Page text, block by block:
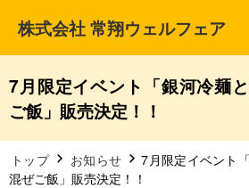
株式会社 常翔ウェルフェア
7月限定イベント「銀河冷麺
ご飯」販売決定！！
トップ お知らせ
7月限定イベント
混ぜご飯」販売決定！！